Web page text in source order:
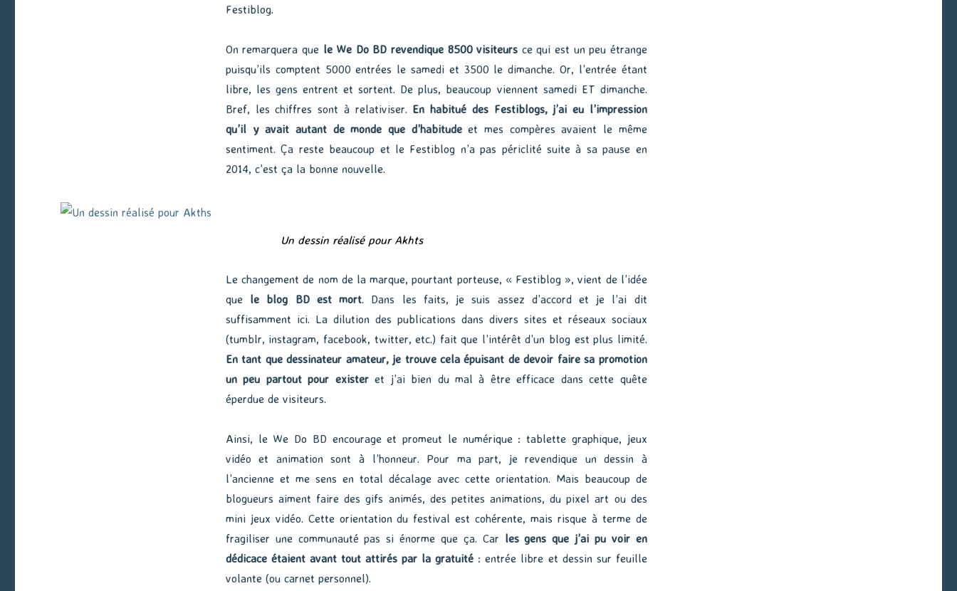
Festiblog.
On remarquera que le We Do BD revendique 8500 visiteurs ce qui est un peu étrange
puisqu’ils comptent 5000 entrées le samedi et 3500 le dimanche. Or, l’entrée étant
libre, les gens entrent et sortent. De plus, beaucoup viennent samedi ET dimanche.
Bref, les chiffres sont à relativiser. En habitué des Festiblogs, j’ai eu l’impression
qu’il y avait autant de monde que d’habitudeet mes compères avaient le même
sentiment. Ça reste beaucoup et le Festiblog n’a pas périclité suite à sa pause en
2014, c’est ça la bonne nouvelle.
Un dessin réalisé pour Akhts
Le changement de nom de la marque, pourtant porteuse, « Festiblog », vient de l’idée
que le blog BD est mort. Dans les faits, je suis assez d’accord et je l’ai dit
suffisamment ici. La dilution des publications dans divers sites et réseaux sociaux
(tumblr, instagram, facebook, twitter, etc.) fait que l’intérêt d’un blog est plus limité.
En tant que dessinateur amateur, je trouve cela épuisant de devoir faire sa promotion
un peu partout pour existeret j’ai bien du mal à être efficace dans cette quête
éperdue de visiteurs.
Ainsi, le We Do BD encourage et promeut le numérique : tablette graphique, jeux
vidéo et animation sont à l’honneur. Pour ma part, je revendique un dessin à
l’ancienne et me sens en total décalage avec cette orientation. Mais beaucoup de
blogueurs aiment faire des gifs animés, des petites animations, du pixel art ou des
mini jeux vidéo. Cette orientation du festival est cohérente, mais risque à terme de
fragiliser une communauté pas si énorme que ça. Car les gens que j’ai pu voir en
dédicace étaient avant tout attirés par la gratuité : entrée libre et dessin sur feuille
volante (ou carnet personnel).